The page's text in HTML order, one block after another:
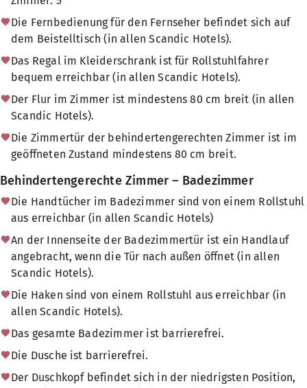
Die Fernbedienung für den Fernseher befindet sich auf
dem Beistelltisch (in allen Scandic Hotels).
Das Regal im Kleiderschrank ist für Rollstuhlfahrer
bequem erreichbar (in allen Scandic Hotels).
Der Flur im Zimmer ist mindestens 80 cm breit (in allen
Scandic Hotels).
Die Zimmertür der behindertengerechten Zimmer ist im
geöffneten Zustand mindestens 80 cm breit.
Behindertengerechte Zimmer – Badezimmer
Die Handtücher im Badezimmer sind von einem Rollstuhl
aus erreichbar (in allen Scandic Hotels)
An der Innenseite der Badezimmertür ist ein Handlauf
angebracht, wenn die Tür nach außen öffnet (in allen
Scandic Hotels).
Die Haken sind von einem Rollstuhl aus erreichbar (in
allen Scandic Hotels).
Das gesamte Badezimmer ist barrierefrei.
Die Dusche ist barrierefrei.
Der Duschkopf befindet sich in der niedrigsten Position,